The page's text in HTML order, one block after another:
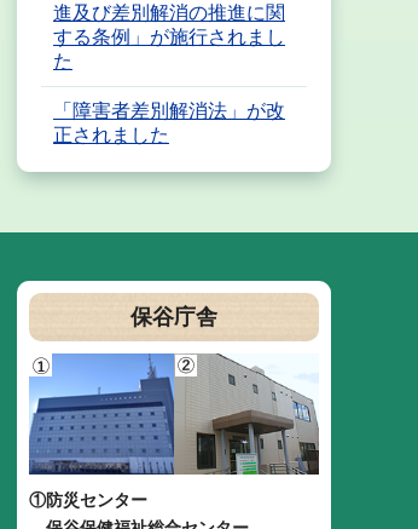
進及び差別解消の推進に関
する条例」が施行されまし
た
「障害者差別解消法」が改
正されました
保谷庁舎
①防災センター